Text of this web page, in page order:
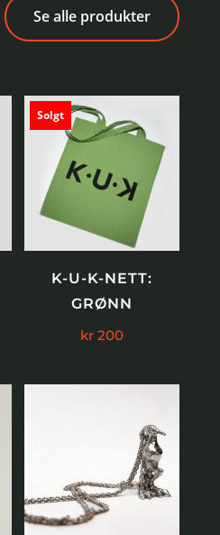
Se alle produkter
Solgt
K-U-K-NETT:
GRØNN
kr 200